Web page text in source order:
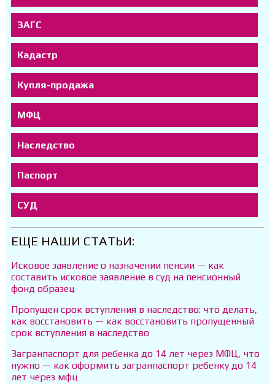
ЗАГС
Кадастр
Купля-продажа
МФЦ
Наследство
Паспорт
СУД
ЕЩЕ НАШИ СТАТЬИ:
Исковое заявление о назначении пенсии — как
составить исковое заявление в суд на пенсионный
фонд образец
Пропущен срок вступления в наследство: что делать,
как восстановить — как восстановить пропущенный
срок вступления в наследство
Загранпаспорт для ребенка до 14 лет через МФЦ, что
нужно — как оформить загранпаспорт ребенку до 14
лет через мфц